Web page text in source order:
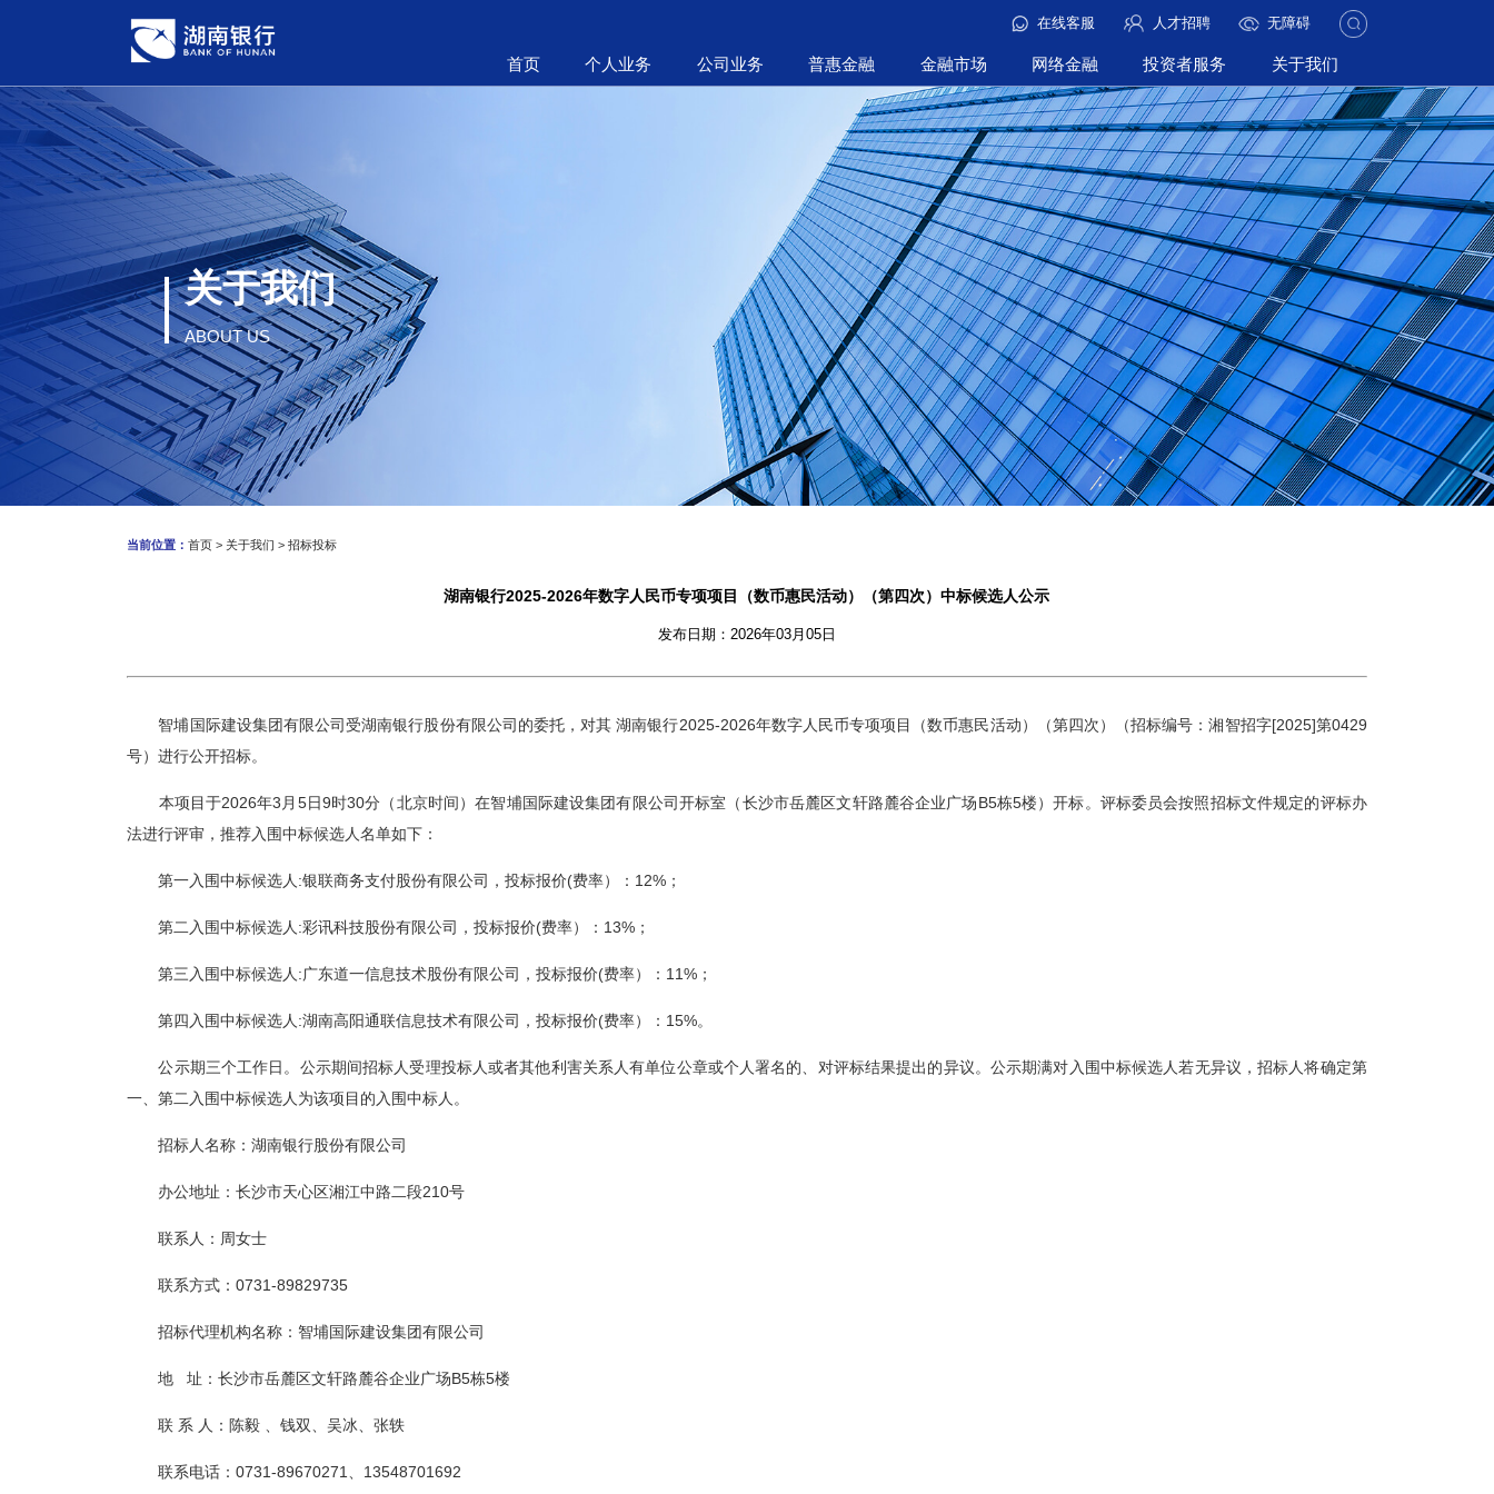
无障碍
人才招聘
在线客服
首页 个人业务 公司业务 普惠金融 金融市场 网络金融 投资者服务 关于我们
关于我们
ABOUT US
当前位置：首页 > 关于我们 >招标投标
湖南银行2025-2026年数字人民币专项项目（数币惠民活动）（第四次）中标候选人公示
发布日期：2026年03月05日
智埔国际建设集团有限公司受湖南银行股份有限公司的委托，对其 湖南银行2025-2026年数字人民币专项项目（数币惠民活动）（第四次） （招标编号：湘智招字[2025]第0429
号）进行公开招标。
本项目于2026年3 月 5日9时30分（北京时间）在智埔国际建设集团有限公司开标室 （长沙市岳麓区文轩路麓谷企业广场B5栋5楼）开标。评标委员会按照招标文件规定的评标办
法进行评审，推荐入围中标候选人名单如下：
第一入围中标候选人 :银联商务支付股份有限公司 ，投标报价(费率） ： 12% ；
第二 入围中标候选人 :彩讯科技股份有限公司 ，投标报价(费率） ： 13% ；
第三 入围中标候选人 :广东道一信息技术股份有限公司 ，投标报价(费率） ： 11%；
第四入围中标候选人 :湖南高阳通联信息技术有限公司 ，投标报价(费率） ： 15%。
公示期三个工作日。公示期间招标人受理投标人或者其他利害关系人有单位公章或个人署名的、对评标结果提出的异议。公示期满对 入围中标候选人若无异议，招标人将确定第
一 、第二入围中标候选人为该项目的 入围中标人。
招标人名称：湖南银行股份有限公司
办公地址：长沙市天心区湘江中路二段210号
联系人：周女士
联系方式：0731-89829735
招标代理机构名称：智埔国际建设集团有限公司
地 址：长沙市岳麓区文轩路麓谷企业广场B5栋5楼
联 系 人：陈毅 、钱双、吴冰、张轶
联系电话：0731-89670271 13548701692